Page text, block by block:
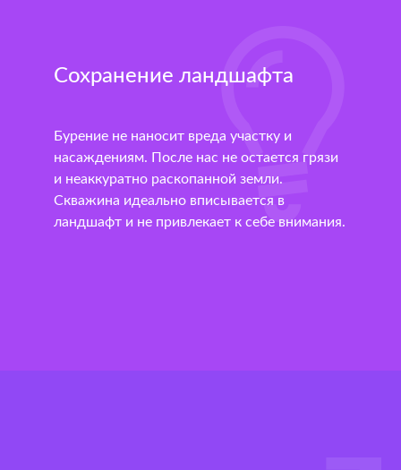
Сохранение ландшафта
Бурение не наносит вреда участку и
насаждениям. После нас не остается грязи
и неаккуратно раскопанной земли.
Скважина идеально вписывается в
ландшафт и не привлекает к себе внимания.